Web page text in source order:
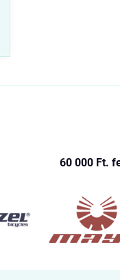
60 000 Ft​.